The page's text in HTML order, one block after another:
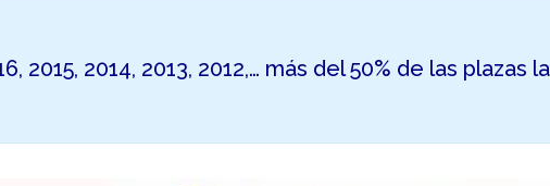
2015, 2014, 2013, 2012,… más del 50% de las